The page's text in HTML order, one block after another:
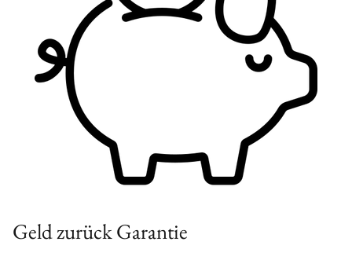
Geld zurück Garantie